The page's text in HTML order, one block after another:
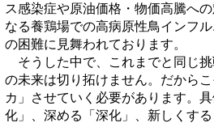
ス感染症や原油価格・物価高騰へ
なる養鶏場での高病原性鳥インフ
の困難に見舞われております。
そうした中で、これまでと同じ
の未来は切り拓けません。だから
カ」させていく必要があります。
化」、深める「深化」、新しくす